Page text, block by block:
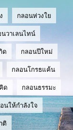
กลอนห่วงใย
นวาเลนไทน์
ด กลอนปีใหม่
กลอนโกรธแค้น
ด กลอนธรรมะ
นให้กำลังใจ
ติ